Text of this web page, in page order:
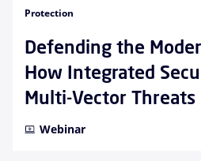
Protection
Defending the
How Integrated
Multi-Vector Threats
Webinar